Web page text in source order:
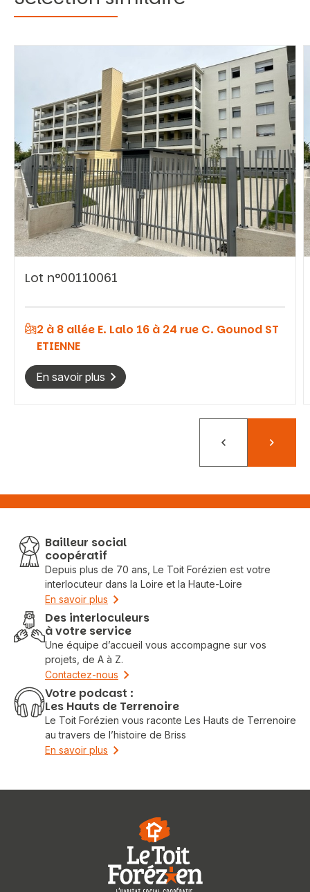
Vous recherchez&nbsp;:
Rechercher
Lot n°00110061
2 à 8 allée E. Lalo 16 à 24 rue C. Gounod ST
ETIENNE
En savoir plus
PrécédentSuivant
Bailleur social
coopératif
Depuis plus de 70 ans, Le Toit Forézien est votre
interlocuteur dans la Loire et la Haute-Loire
En savoir plus
Des interloculeurs
à votre service
Une équipe d’accueil vous accompagne sur vos
projets, de A à Z.
Contactez-nous
Votre podcast :
Les Hauts de Terrenoire
Le Toit Forézien vous raconte Les Hauts de Terrenoire
au travers de l’histoire de Briss
En savoir plus